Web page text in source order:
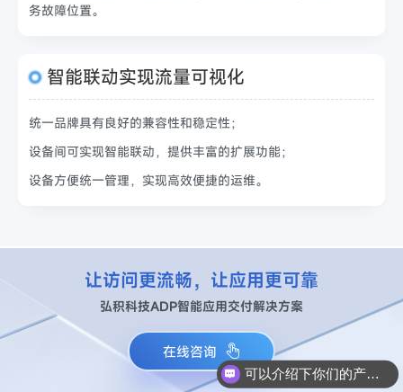
务故障位置。
智能联动实现流量可视化
统一品牌具有良好的兼容性和稳定性；
设备间可实现智能联动，提供丰富的扩展功能；
设备方便统一管理，实现高效便捷的运维。
让访问更流畅，让应用更可靠
弘积科技ADP智能应用交付解决方案
在线咨询
可以介绍下你们的产品么？